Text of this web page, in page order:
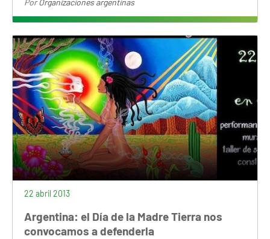
PorOrganizaciones argentinas
22 abril 2013
Argentina: el Día de la Madre Tierra nos
convocamos a defenderla